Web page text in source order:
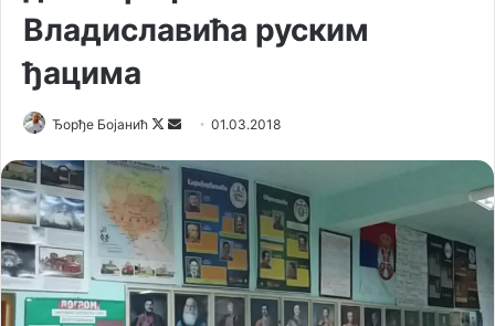
Владиславића руским
ђацима
Ђорђе Бојанић
F
o
n
a
n
e
m
01.03.2018